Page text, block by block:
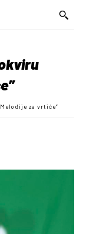
za vrtiće”